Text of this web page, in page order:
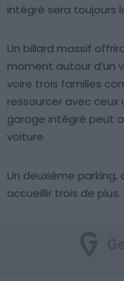
intégré sera toujours
Un billard massif
moment autour d’un
voire trois familles
ressourcer avec ceux
garage intégré peut
voiture.
Un deuxième
accueillir trois de plus.